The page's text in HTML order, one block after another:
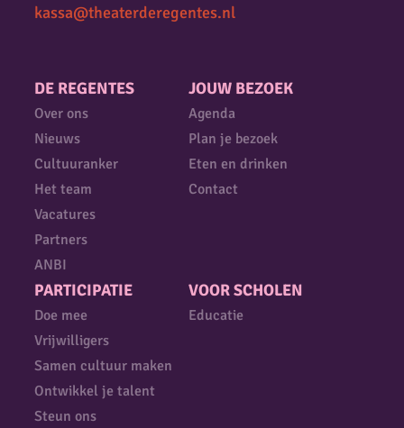
DE REGENTES
Over ons
Nieuws
Cultuuranker
Het team
Vacatures
Partners
ANBI
JOUW BEZOEK
Agenda
Plan je bezoek
Eten en drinken
Contact
PARTICIPATIE
Doe mee
Vrijwilligers
Samen cultuur maken
Ontwikkel je talent
Steun ons
VOOR SCHOLEN
Educatie
kassa@theaterderegentes.nl